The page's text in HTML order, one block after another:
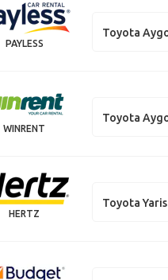
PAYLESS
Toyota
WINRENT
Toyota
HERTZ
Toyota Yaris